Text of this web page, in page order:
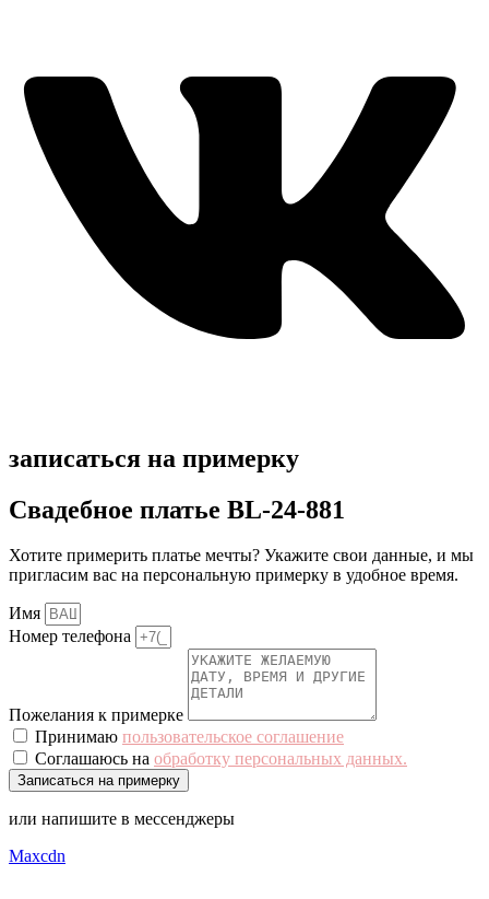
записаться на примерку
Свадебное платье BL-24-881
Хотите примерить платье мечты? Укажите свои данные, и мы
пригласим вас на персональную примерку в удобное время.
Имя
Номер телефона
Пожелания к примерке
Принимаю пользовательское соглашение
Соглашаюсь на обработку персональных данных.
Записаться на примерку
или напишите в мессенджеры
Maxcdn